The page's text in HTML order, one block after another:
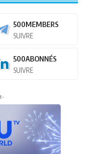
500MEMBERS
SUIVRE
500ABONNÉS
SUIVRE
-